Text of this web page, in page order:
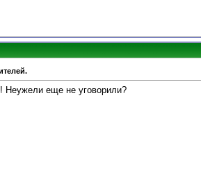
Неужели еще не уговорили?